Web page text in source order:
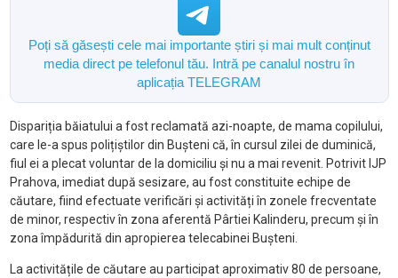
Poți să găsești cele mai importante știri și mai mult conținut
media direct pe telefonul tău. Intră pe canalul nostru în
aplicația TELEGRAM
Dispariția băiatului a fost reclamată azi-noapte, de mama copilului,
care le-a spus polițiștilor din Bușteni că, în cursul zilei de duminică,
fiul ei a plecat voluntar de la domiciliu și nu a mai revenit. Potrivit IJP
Prahova, imediat după sesizare, au fost constituite echipe de
căutare, fiind efectuate verificări și activități în zonele frecventate
de minor, respectiv în zona aferentă Pârtiei Kalinderu, precum și în
zona împădurită din apropierea telecabinei Bușteni.
La activitățile de căutare au participat aproximativ 80 de persoane,